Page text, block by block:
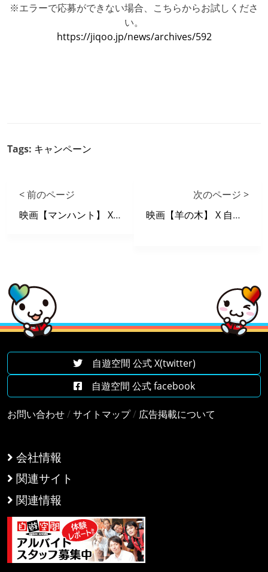
※エラーで応募ができない場合、こちらからお試しくださ
い。
https://jiqoo.jp/news/archives/592
Tags: キャンペーン
< 前のページ
映画【マンハント】 X 自遊空間 タイアップキャンペーン
次のページ >
映画【羊の木】 X 自遊空間 タイアップキャンペーン
会社情報
関連サイト
関連情報
自遊空間 公式 X(twitter)
自遊空間 公式 facebook
お問い合わせ/サイトマップ/ 広告掲載について